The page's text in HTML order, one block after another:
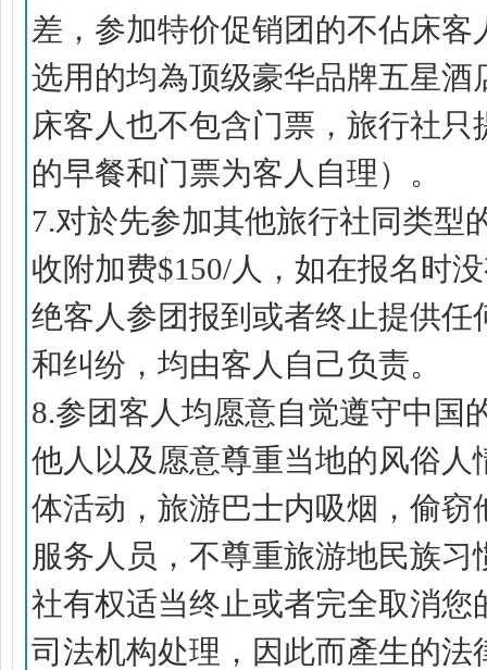
差，参加特价促销团的不佔床
选用的均為顶级豪华品牌五星
床客人也不包含门票，旅行社
的早餐和门票为客人自理）。
7.对於先参加其他旅行社同类型
收附加费$150/人，如在报名时
绝客人参团报到或者终止提供
和纠纷，均由客人自己负责。
8.参团客人均愿意自觉遵守中国
他人以及愿意尊重当地的风俗
体活动，旅游巴士内吸烟，偷
服务人员，不尊重旅游地民族
社有权适当终止或者完全取消
司法机构处理，因此而產生的